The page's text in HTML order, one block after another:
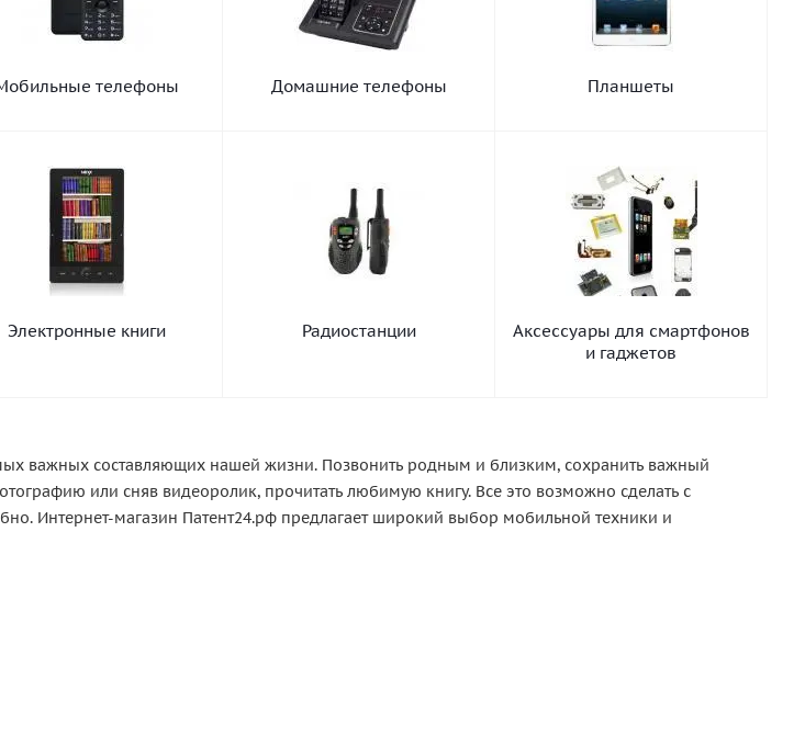
телефоны Домашние телефоны Планшеты
Электронные книги Радиостанции
Аксессуары для смартфонов
и гаджетов
важных составляющих нашей жизни. Позвонить родным и близким, сохранить важный
или сняв видеоролик, прочитать любимую книгу. Все это возможно сделать с
Интернет-магазин Патент24.рф предлагает широкий выбор мобильной техники и